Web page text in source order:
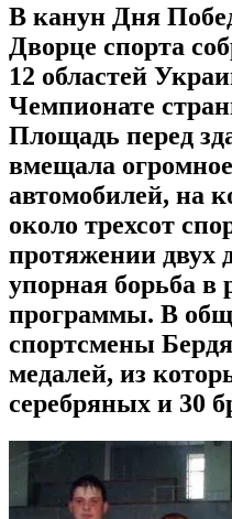
В канун Дня
Дворце спорта
12 областей
Чемпионате
Площадь перед
вмещала
автомобилей, на
около трехсот
протяжении двух
упорная борьба в
программы. В
спортсмены
медалей, из
серебряных и 30